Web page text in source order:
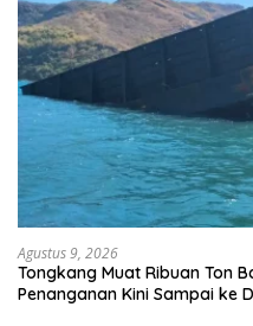
Agustus 9, 2026
Tongkang Muat Ribuan Ton
Penanganan Kini Sampai ke